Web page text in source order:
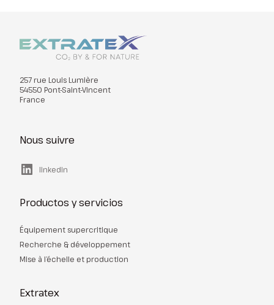
257 rue Louis Lumière
54550 Pont-Saint-Vincent
France
Productos y servicios
Équipement supercritique
Recherche & développement
Mise à l’échelle et production
Extratex
Nous suivre
linkedin